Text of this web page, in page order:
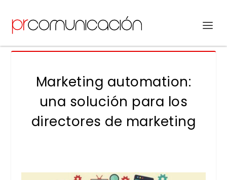
Marketing automation:
una solución para los
directores de marketing